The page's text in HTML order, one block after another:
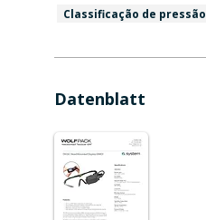
Classificação de pressão
Datenblatt